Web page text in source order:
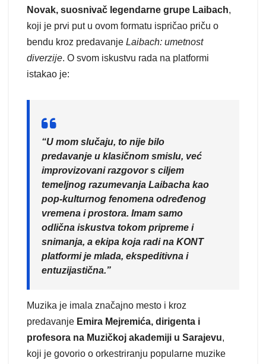
Novak, suosnivač legendarne grupe Laibach,
koji je prvi put u ovom formatu ispričao priču o
bendu kroz predavanje Laibach: umetnost
diverzije. O svom iskustvu rada na platformi
istakao je:
“U mom slučaju, to nije bilo
predavanje u klasičnom smislu, već
improvizovani razgovor s ciljem
temeljnog razumevanja Laibacha kao
pop-kulturnog fenomena određenog
vremena i prostora. Imam samo
odlična iskustva tokom pripreme i
snimanja, a ekipa koja radi na KONT
platformi je mlada, ekspeditivna i
entuzijastična.”
Muzika je imala značajno mesto i kroz
predavanje Emira Mejremića, dirigenta i
profesora na Muzičkoj akademiji u Sarajevu,
koji je govorio o orkestriranju popularne muzike